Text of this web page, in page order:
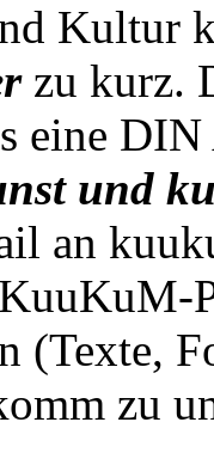
Kultur
zu kurz.
eine
und
an
(Texte,
zu